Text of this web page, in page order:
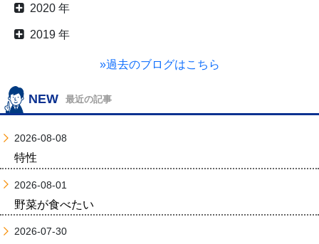
2020 年
2019 年
»過去のブログはこちら
NEW 最近の記事
2026-08-08
特性
2026-08-01
野菜が食べたい
2026-07-30